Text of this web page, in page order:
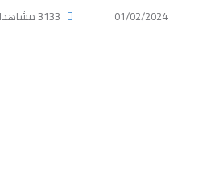
01/02/2024 3133 مشاهدات